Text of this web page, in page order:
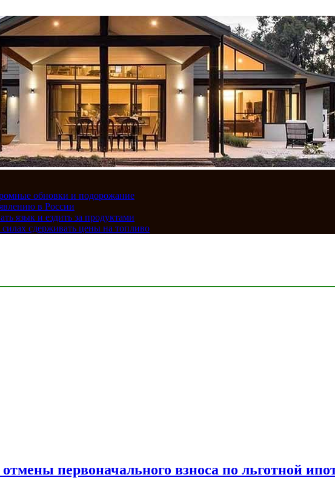
обновки и подорожание
в России
язык и ездить за продуктами
сдерживать цены на топливо
первоначального взноса по льготной